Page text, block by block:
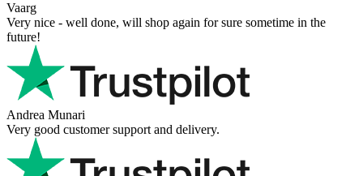
Vaarg
Very nice - well done, will shop again for sure sometime in the
future!
Andrea Munari
Very good customer support and delivery.